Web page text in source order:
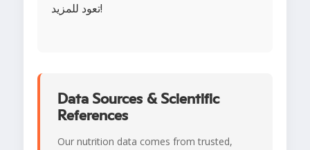
تعود للمزيد!
Data Sources & Scientific
References
Our nutrition data comes from trusted,